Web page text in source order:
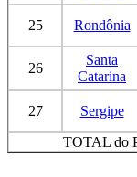
25 Rondônia
26
Santa
Catarina
27 Sergipe
TOTAL do